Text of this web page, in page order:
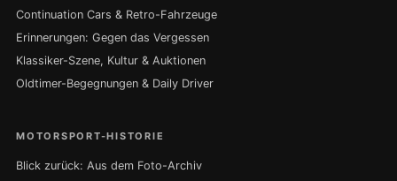
Continuation Cars & Retro-Fahrzeuge
Erinnerungen: Gegen das Vergessen
Klassiker-Szene, Kultur & Auktionen
Oldtimer-Begegnungen & Daily Driver
MOTORSPORT-HISTORIE
Blick zurück: Aus dem Foto-Archiv